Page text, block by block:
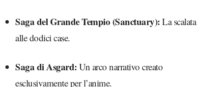
Saga del Grande Tempio (Sanctuary): La scalata
alle dodici case.
Saga di Asgard: Un arco narrativo creato
esclusivamente per l’anime.